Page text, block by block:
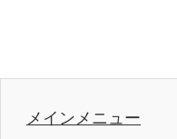
メインメニュー